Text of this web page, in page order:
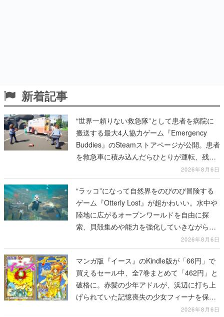
新着記事
“世界一頼りない救急隊”として患者を病院に
搬送する最大4人協力ゲーム『Emergency
Buddies』のSteamストアページが公開。患者
を救急車に積み込んだらひとりが運転、残り
2026年8月6日
“ラッコ”になって自然界をのびのび冒険する
ゲーム『Otterly Lost』が超かわいい。水中や
陸地に広がるオープンワールドを自由に探
索、貝殻集めや能力を強化していきながら、
2026年8月6日
マンガ版『イース』のKindle版が「66円」で
買えるセール中、全7巻まとめて「462円」と
破格に。赤髪の少年アドルが、浜辺に打ち上
げられていた記憶喪失の少女フィーナを保護
2026年8月6日